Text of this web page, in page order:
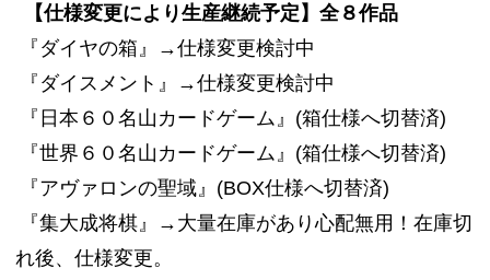
【仕様変更により生産継続予定】全８作品
『ダイヤの箱』→仕様変更検討中
『ダイスメント』→仕様変更検討中
『日本６０名山カードゲーム』(箱仕様へ切替済)
『世界６０名山カードゲーム』(箱仕様へ切替済)
『アヴァロンの聖域』(BOX仕様へ切替済)
『集大成将棋』→大量在庫があり心配無用！在庫切
れ後、仕様変更。